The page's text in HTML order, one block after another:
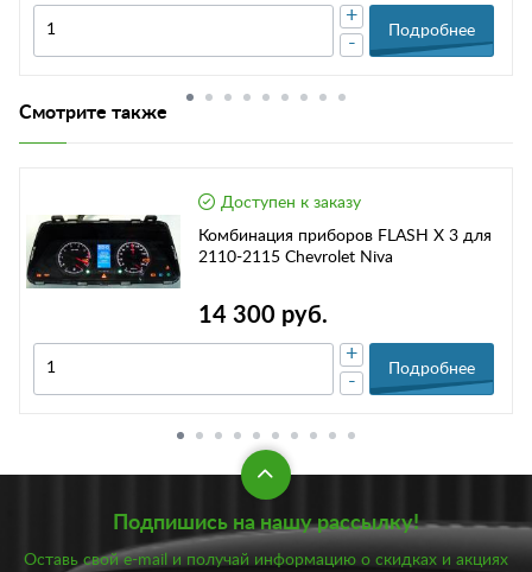
-
+
Подробнее
Смотрите также
Доступен к заказу
Комбинация приборов FLASH X 3 для
2110-2115 Chevrolet Niva
14 300 руб.
-
+
Подробнее
Подпишись на нашу рассылку!
Оставь свой e-mail и получай информацию о скидках и акциях